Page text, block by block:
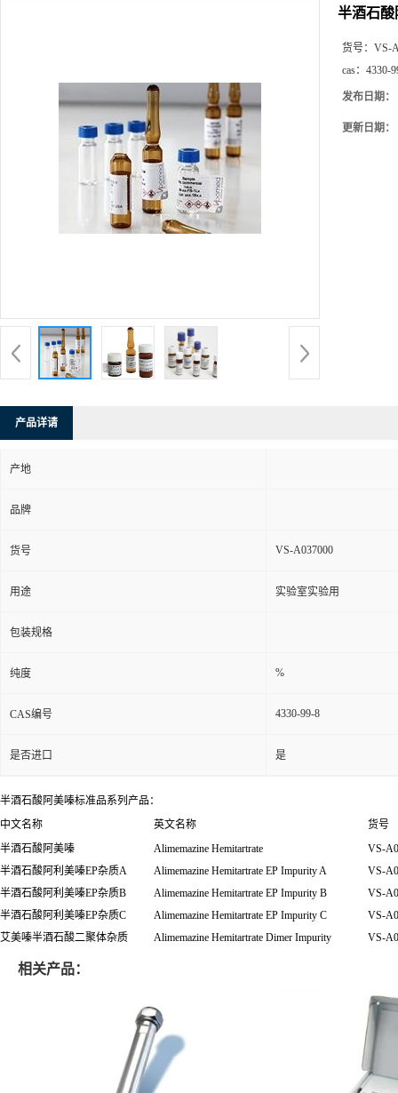
半酒石酸
货号： VS-
cas： 4330-
发布日期：
更新日期：
产品详请
产地
品牌
货号 VS-A037000
用途 实验室实验用
包装规格
纯度 %
CAS编号 4330-99-8
是否进口 是
半酒石酸阿美嗪标准品系列产品：
中文名称
英文名称
货号
半酒石酸阿美嗪
Alimemazine Hemitartrate
VS-
半酒石酸阿利美嗪EP杂质A
Alimemazine Hemitartrate EP Impurity A
VS-
半酒石酸阿利美嗪EP杂质B
Alimemazine Hemitartrate EP Impurity B
VS-
半酒石酸阿利美嗪EP杂质C
Alimemazine Hemitartrate EP Impurity C
VS-
艾美嗪半酒石酸二聚体杂质
Alimemazine Hemitartrate Dimer Impurity VS-
相关产品：